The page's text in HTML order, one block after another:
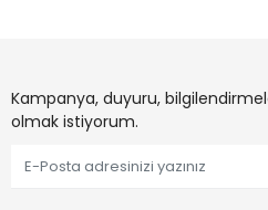
Kampanya, duyuru,
olmak istiyorum.